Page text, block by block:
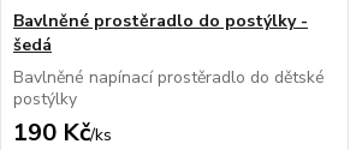
Bavlněné prostěradlo do postýlky -
šedá
Bavlněné napínací prostěradlo do dětské
postýlky
190 Kč/ks